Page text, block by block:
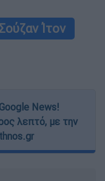
Ίτον
News!
λεπτό, με την